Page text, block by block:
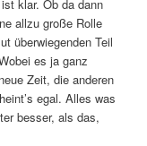
klar. Ob da dann
allzu große Rolle
überwiegenden Teil
es ja ganz
Zeit, die anderen
egal. Alles was
besser, als das,